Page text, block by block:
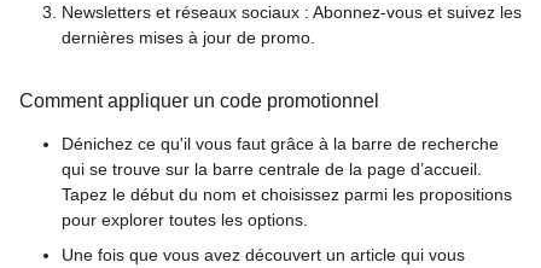
Newsletters et réseaux sociaux : Abonnez-vous et suivez les
dernières mises à jour de promo.
Comment appliquer un code promotionnel
Dénichez ce qu'il vous faut grâce à la barre de recherche
qui se trouve sur la barre centrale de la page d’accueil.
Tapez le début du nom et choisissez parmi les propositions
pour explorer toutes les options.
Une fois que vous avez découvert un article qui vous